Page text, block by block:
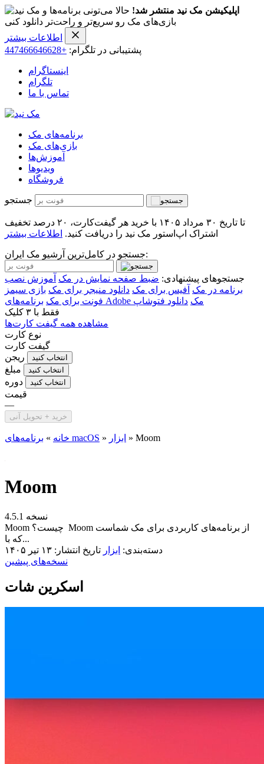
اپلیکیشن مک نید منتشر شد! حالا می‌تونی برنامه‌ها و
بازی‌های مک رو سریع‌تر و راحت‌تر دانلود کنی
اطلاعات بیشتر
پشتیبانی در تلگرام: +447466646628
اینستاگرام
تلگرام
تماس با ما
برنامه‌های مک
بازی‌های مک
آموزش‌ها
ویدیو‌ها
فروشگاه
جستجو
تا تاریخ ۳۰ مرداد ۱۴۰۵ با خرید هر گیفت‌کارت، ۲۰ درصد تخفیف
اشتراک اپ‌استور مک نید را دریافت کنید. اطلاعات بیشتر
جستجو در کامل‌ترین آرشیو مک ایران:
جستجوهای پیشنهادی: ضبط صفحه نمایش در مک آموزش نصب
برنامه در مک آفیس برای مک دانلود منیجر برای مک بازی سیمز
فونت برای مک
برنامه‌های Adobe مک دانلود فتوشاپ
فقط با ۳ کلیک
مشاهده همه گیفت کارت‌ها
نوع کارت
گیفت کارت
ریجن
انتخاب کنید
مبلغ انتخاب کنید
دوره انتخاب کنید
قیمت
—
خرید + تحویل آنی
خانه » برنامه‌های macOS » ابزار » Moom
Moom
نسخه 4.5.1
Moom چیست؟ Moom از برنامه‌های کاربردی برای مک شماست
که با...
دسته‌بندی: ابزار تاریخ انتشار: ۱۳ تیر ۱۴۰۵
نسخه‌های پیشین
اسکرین شات